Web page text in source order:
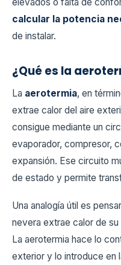
calcular la potencia
de instalar.
¿Qué es la
La aerotermia, en
extrae calor del aire
consigue mediante un
evaporador, compresor,
expansión. Ese circuito
de estado y permite
Una analogía útil es
nevera extrae calor de
La aerotermia hace lo
exterior y lo introduce en